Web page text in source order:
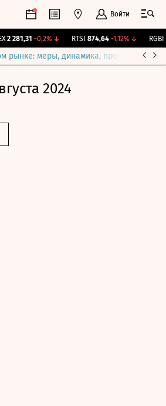
Войти
2 281,31 -0,2%↓ RTSI 874,64 -1,12%↓ RGBI
рынке: меры, динамика, прогнозы
2024